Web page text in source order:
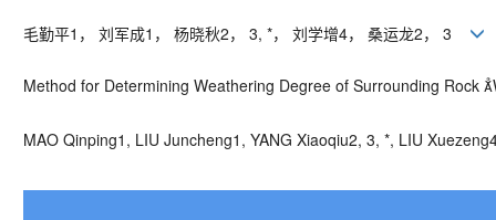
毛勤平1 ， 刘军成1 ， 杨晓秋2， 3, *， 刘学增4， 桑运龙2， 3
Method for Determining Weathering Degree of Surrounding Rock 
MAO Qinping1, LIU Juncheng1, YANG Xiaoqiu2, 3, *, LIU Xuezeng